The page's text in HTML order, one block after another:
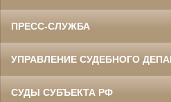
ПРЕСС-СЛУЖБА
УПРАВЛЕНИЕ СУДЕБНОГО
СУДЫ СУБЪЕКТА РФ